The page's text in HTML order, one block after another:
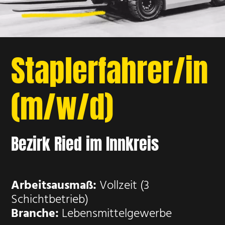
Staplerfahrer/in
(m/w/d)
Bezirk Ried im Innkreis
Arbeitsausmaß: Vollzeit (3
Schichtbetrieb)
Branche: Lebensmittelgewerbe